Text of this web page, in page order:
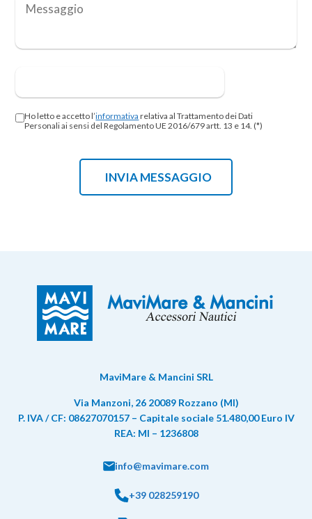
Ho letto e accetto l’informativa relativa al Trattamento dei Dati
Personali ai sensi del Regolamento UE 2016/679 artt. 13 e 14. (*)
MaviMare & Mancini SRL
Via Manzoni, 26 20089 Rozzano (MI)
P. IVA / CF: 08627070157 – Capitale sociale 51.480,00 Euro IV
REA: MI – 1236808
info@mavimare.com
+39 028259190